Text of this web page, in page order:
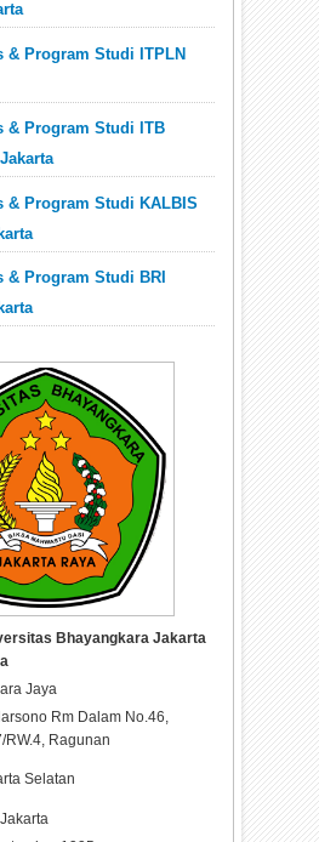
& Program Studi ITPLN
& Program Studi ITB
& Program Studi KALBIS
& Program Studi BRI
Bhayangkara Jakarta
Jaya
Rm Dalam No.46,
RW.4, Ragunan
Selatan